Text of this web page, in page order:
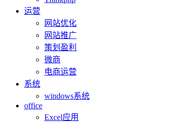
运营
网站优化
网站推广
策划盈利
微商
电商运营
系统
windows系统
office
Excel应用